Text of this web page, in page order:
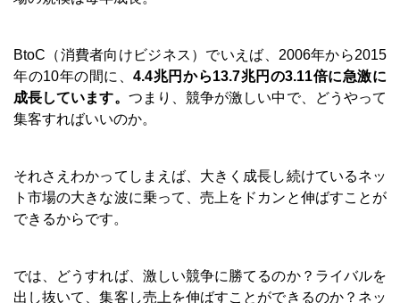
BtoC（消費者向けビジネス）でいえば、2006年から2015
年の10年の間に、4.4兆円から13.7兆円の3.11倍に急激に
成長しています。 つまり、競争が激しい中で、どうやって
集客すればいいのか。
それさえわかってしまえば、大きく成長し続けているネッ
ト市場の大きな波に乗って、売上をドカンと伸ばすことが
できるからです。
では、どうすれば、激しい競争に勝てるのか？ライバルを
出し抜いて、集客し売上を伸ばすことができるのか？ネッ